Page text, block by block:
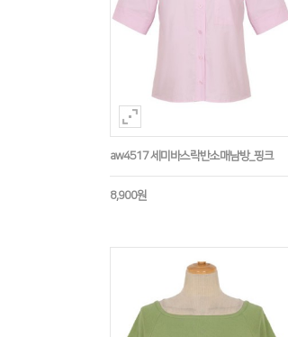
aw4517 세미바스락반소매남방_핑크
8,900원